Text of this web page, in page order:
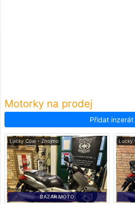
Motorky na prodej
Přidat inzerát
Lucky Cow - Znojmo
BAZAR MOTO
Lucky